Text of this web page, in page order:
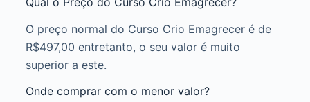
O preço normal do Curso Crio Emagrecer é de
R$497,00 entretanto, o seu valor é muito
superior a este.
Onde comprar com o menor valor?